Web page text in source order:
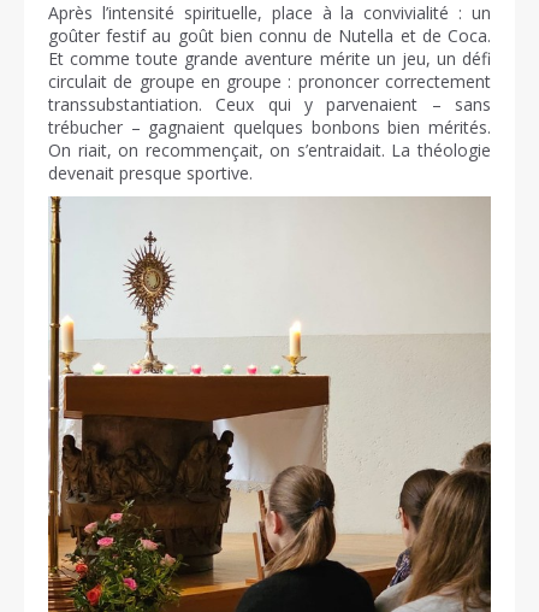
Après l’intensité spirituelle, place à la convivialité : un
goûter festif au goût bien connu de Nutella et de Coca.
Et comme toute grande aventure mérite un jeu, un défi
circulait de groupe en groupe : prononcer correctement
transsubstantiation. Ceux qui y parvenaient – sans
trébucher – gagnaient quelques bonbons bien mérités.
On riait, on recommençait, on s’entraidait. La théologie
devenait presque sportive.